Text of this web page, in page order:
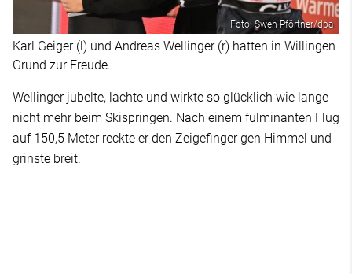
Foto: Swen Pförtner/dpa
Karl Geiger (l) und Andreas Wellinger (r) hatten in Willingen
Grund zur Freude.
Wellinger jubelte, lachte und wirkte so glücklich wie lange
nicht mehr beim Skispringen. Nach einem fulminanten Flug
auf 150,5 Meter reckte er den Zeigefinger gen Himmel und
grinste breit.